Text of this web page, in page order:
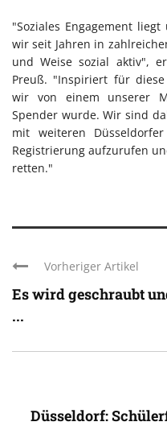
"Soziales Engagement
wir seit Jahren in
und Weise sozial aktiv",
Preuß. "Inspiriert für
wir von einem unserer
Spender wurde. Wir sind
mit weiteren
Registrierung aufzurufen
retten."
Vorheriger Artikel
Es wird geschraubt
...
Düsseldorf: